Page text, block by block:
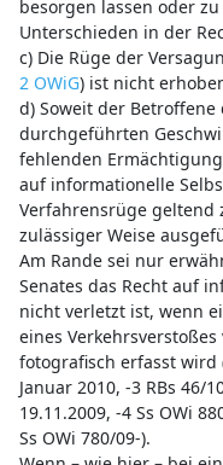
besorgen lassen oder
Unterschieden in der
c) Die Rüge der
2 OWiG) ist nicht
d) Soweit der
durchgeführten
fehlenden
auf informationelle
Verfahrensrüge geltend
zulässiger Weise
Am Rande sei nur
Senates das Recht auf
nicht verletzt ist, wenn
eines
fotografisch erfasst wird
Januar 2010, -3 RBs 46/
19.11.2009, -4 Ss OWi
Ss OWi 780/09-).